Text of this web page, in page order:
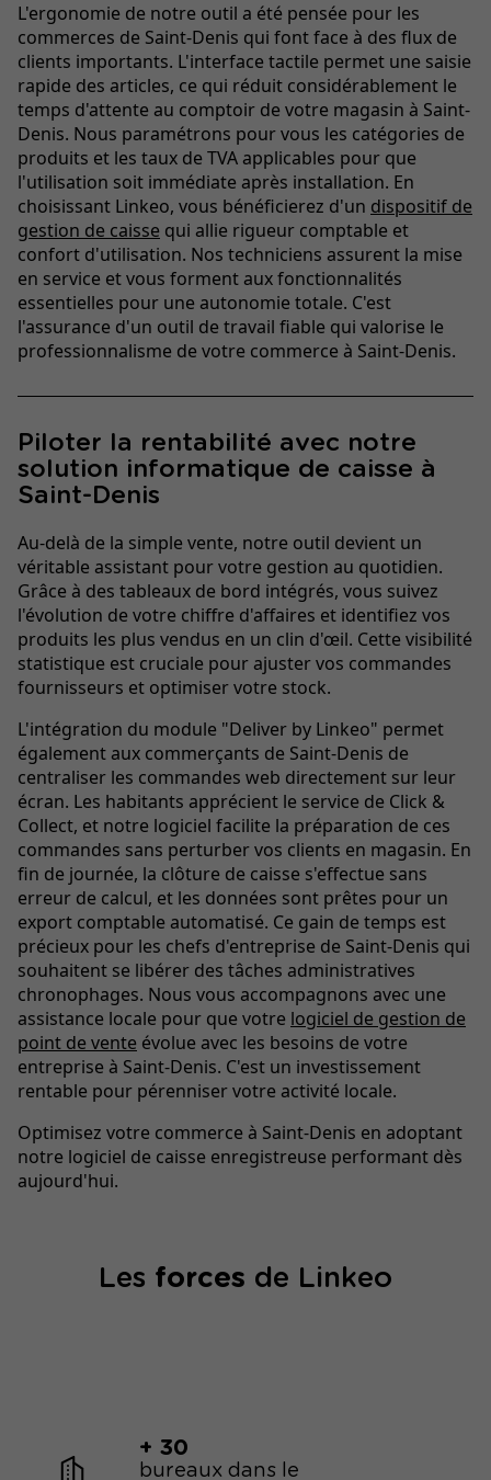
L'ergonomie de notre outil a été pensée pour les
commerces de Saint-Denis qui font face à des flux de
clients importants. L'interface tactile permet une saisie
rapide des articles, ce qui réduit considérablement le
temps d'attente au comptoir de votre magasin à Saint-
Denis. Nous paramétrons pour vous les catégories de
produits et les taux de TVA applicables pour que
l'utilisation soit immédiate après installation. En
choisissant Linkeo, vous bénéficierez d'un dispositif de
gestion de caisse qui allie rigueur comptable et
confort d'utilisation. Nos techniciens assurent la mise
en service et vous forment aux fonctionnalités
essentielles pour une autonomie totale. C'est
l'assurance d'un outil de travail fiable qui valorise le
professionnalisme de votre commerce à Saint-Denis.
Piloter la rentabilité avec notre
solution informatique de caisse à
Saint-Denis
Au-delà de la simple vente, notre outil devient un
véritable assistant pour votre gestion au quotidien.
Grâce à des tableaux de bord intégrés, vous suivez
l'évolution de votre chiffre d'affaires et identifiez vos
produits les plus vendus en un clin d'œil. Cette visibilité
statistique est cruciale pour ajuster vos commandes
fournisseurs et optimiser votre stock.
L'intégration du module "Deliver by Linkeo" permet
également aux commerçants de Saint-Denis de
centraliser les commandes web directement sur leur
écran. Les habitants apprécient le service de Click &
Collect, et notre logiciel facilite la préparation de ces
commandes sans perturber vos clients en magasin. En
fin de journée, la clôture de caisse s'effectue sans
erreur de calcul, et les données sont prêtes pour un
export comptable automatisé. Ce gain de temps est
précieux pour les chefs d'entreprise de Saint-Denis qui
souhaitent se libérer des tâches administratives
chronophages. Nous vous accompagnons avec une
assistance locale pour que votre logiciel de gestion de
point de vente évolue avec les besoins de votre
entreprise à Saint-Denis. C'est un investissement
rentable pour pérenniser votre activité locale.
Optimisez votre commerce à Saint-Denis en adoptant
notre logiciel de caisse enregistreuse performant dès
aujourd'hui.
Les forces de Linkeo
+ 30
bureaux dans le